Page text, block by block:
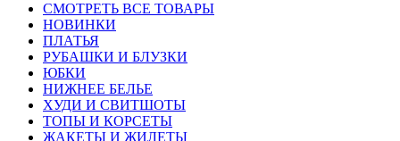
СМОТРЕТЬ ВСЕ ТОВАРЫ
НОВИНКИ
ПЛАТЬЯ
РУБАШКИ И БЛУЗКИ
ЮБКИ
НИЖНЕЕ БЕЛЬЕ
ХУДИ И СВИТШОТЫ
ТОПЫ И КОРСЕТЫ
ЖАКЕТЫ И ЖИЛЕТЫ